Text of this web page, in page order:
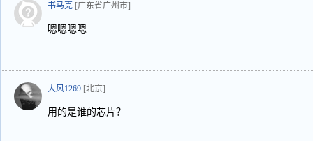
书马克 [广东省广州市]
嗯嗯嗯嗯
大风1269 [北京]
用的是谁的芯片？